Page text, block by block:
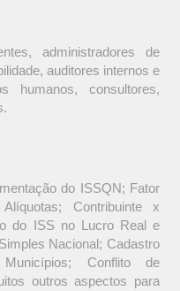
administradores de
auditores internos e
humanos, consultores,
do ISSQN; Fator
Contribuinte x
do ISS no Lucro Real e
Nacional; Cadastro
Conflito de
outros aspectos para